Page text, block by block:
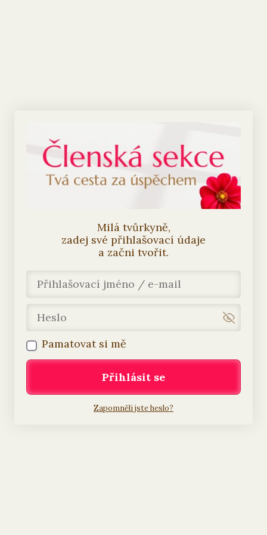
Milá tvůrkyně,
zadej své přihlašovací údaje
a začni tvořit.
Pamatovat si mě
Přihlásit se
Zapomněli jste heslo?